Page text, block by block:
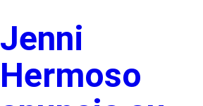
Jenni
Hermoso